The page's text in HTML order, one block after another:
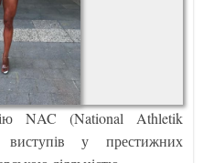
NAC (National Athletik
виступів у престижних